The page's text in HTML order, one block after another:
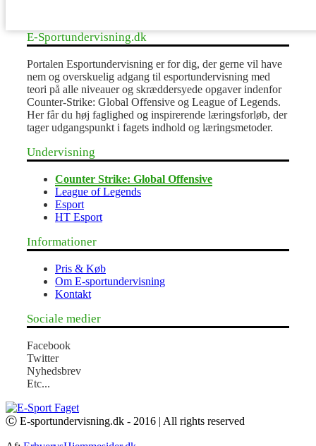
E-Sportundervisning.dk
Portalen Esportundervisning er for dig, der gerne vil have
nem og overskuelig adgang til esportundervisning med
teori på alle niveauer og skræddersyede opgaver indenfor
Counter-Strike: Global Offensive og League of Legends.
Her får du høj faglighed og inspirerende læringsforløb, der
tager udgangspunkt i fagets indhold og læringsmetoder.
Undervisning
Counter Strike: Global Offensive
League of Legends
Esport
HT Esport
Informationer
Pris & Køb
Om E-sportundervisning
Kontakt
Sociale medier
Facebook
Twitter
Nyhedsbrev
Etc...
Ⓒ E-sportundervisning.dk - 2016 | All rights reserved